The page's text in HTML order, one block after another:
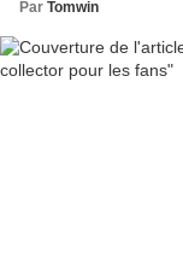
Par Tomwin